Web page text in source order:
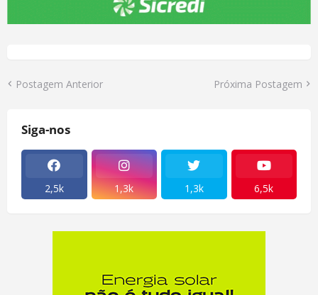
Postagem Anterior Próxima Postagem
Siga-nos
2,5k 1,3k 1,3k 6,5k